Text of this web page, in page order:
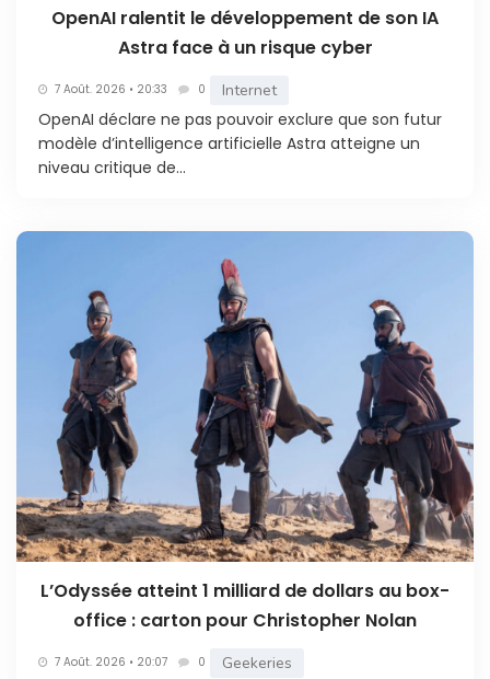
OpenAI ralentit le développement de son IA
Astra face à un risque cyber
7 Août. 2026 • 20:33 0 Internet
OpenAI déclare ne pas pouvoir exclure que son futur
modèle d’intelligence artificielle Astra atteigne un
niveau critique de...
L’Odyssée atteint 1 milliard de dollars au box-
office : carton pour Christopher Nolan
7 Août. 2026 • 20:07 0 Geekeries